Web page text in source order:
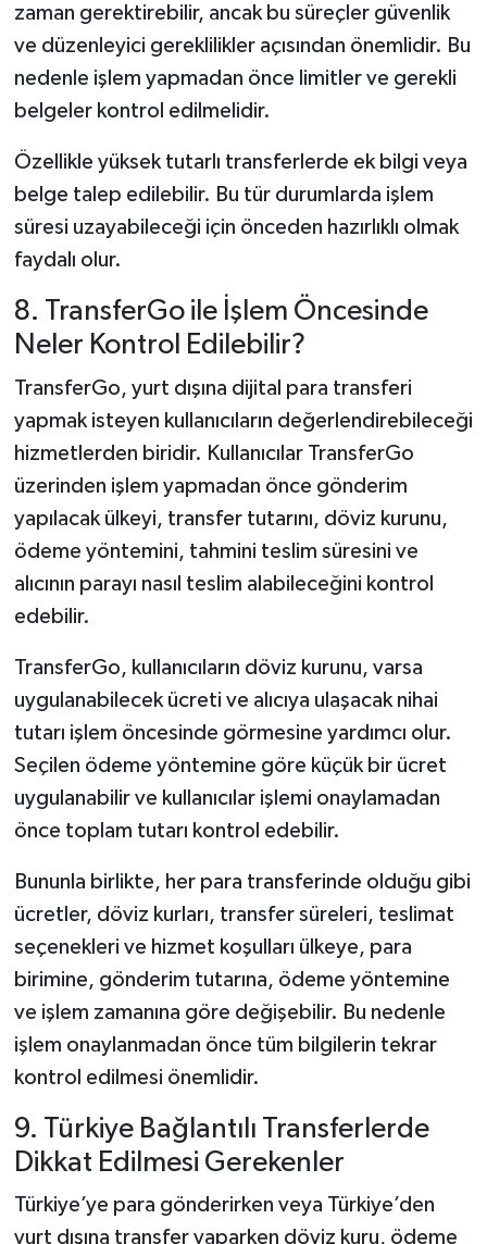
zaman gerektirebilir, ancak bu süreçler güvenlik
ve düzenleyici gereklilikler açısından önemlidir. Bu
nedenle işlem yapmadan önce limitler ve gerekli
belgeler kontrol edilmelidir.
Özellikle yüksek tutarlı transferlerde ek bilgi veya
belge talep edilebilir. Bu tür durumlarda işlem
süresi uzayabileceği için önceden hazırlıklı olmak
faydalı olur.
8. TransferGo ile İşlem Öncesinde
Neler Kontrol Edilebilir?
TransferGo, yurt dışına dijital para transferi
yapmak isteyen kullanıcıların değerlendirebileceği
hizmetlerden biridir. Kullanıcılar TransferGo
üzerinden işlem yapmadan önce gönderim
yapılacak ülkeyi, transfer tutarını, döviz kurunu,
ödeme yöntemini, tahmini teslim süresini ve
alıcının parayı nasıl teslim alabileceğini kontrol
edebilir.
TransferGo, kullanıcıların döviz kurunu, varsa
uygulanabilecek ücreti ve alıcıya ulaşacak nihai
tutarı işlem öncesinde görmesine yardımcı olur.
Seçilen ödeme yöntemine göre küçük bir ücret
uygulanabilir ve kullanıcılar işlemi onaylamadan
önce toplam tutarı kontrol edebilir.
Bununla birlikte, her para transferinde olduğu gibi
ücretler, döviz kurları, transfer süreleri, teslimat
seçenekleri ve hizmet koşulları ülkeye, para
birimine, gönderim tutarına, ödeme yöntemine
ve işlem zamanına göre değişebilir. Bu nedenle
işlem onaylanmadan önce tüm bilgilerin tekrar
kontrol edilmesi önemlidir.
9. Türkiye Bağlantılı Transferlerde
Dikkat Edilmesi Gerekenler
Türkiye’ye para gönderirken veya Türkiye’den
yurt dışına transfer yaparken döviz kuru, ödeme